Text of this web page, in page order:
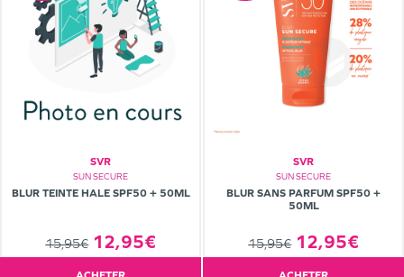
SVR
SUN SECURE
BLUR TEINTE HALE SPF50 + 50ML
15,95€ 12,95€
SVR
SUN SECURE
BLUR SANS PARFUM SPF50 +
50ML
15,95€ 12,95€